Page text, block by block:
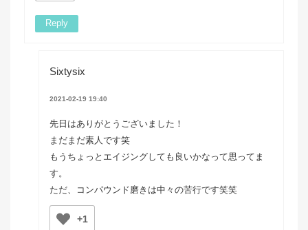
Reply
Sixtysix
2021-02-19 19:40
先日はありがとうございました！
まだまだ素人です笑
もうちょっとエイジングしても良いかなって思ってま
す。
ただ、コンパウンド磨きは中々の苦行です笑笑
+1